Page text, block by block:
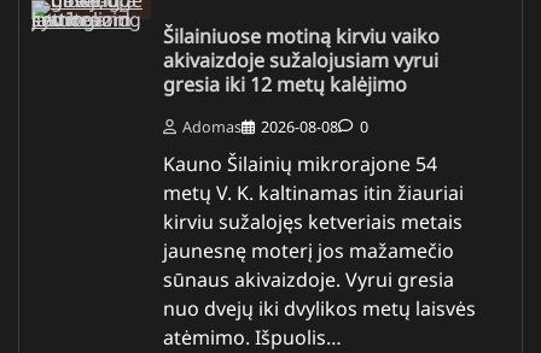
Šilainiuose motiną kirviu vaiko
akivaizdoje sužalojusiam vyrui
gresia iki 12 metų kalėjimo
Adomas 2026-08-08 0
Kauno Šilainių mikrorajone 54
metų V. K. kaltinamas itin žiauriai
kirviu sužalojęs ketveriais metais
jaunesnę moterį jos mažamečio
sūnaus akivaizdoje. Vyrui gresia
nuo dvejų iki dvylikos metų laisvės
atėmimo. Išpuolis…